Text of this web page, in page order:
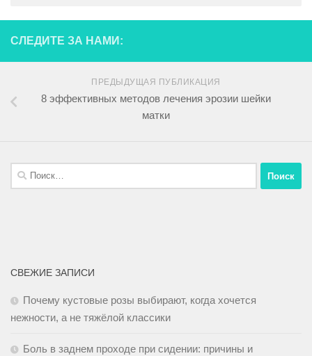
СЛЕДИТЕ ЗА НАМИ:
ПРЕДЫДУЩАЯ ПУБЛИКАЦИЯ
8 эффективных методов лечения эрозии шейки
матки
СВЕЖИЕ ЗАПИСИ
Почему кустовые розы выбирают, когда хочется
нежности, а не тяжёлой классики
Боль в заднем проходе при сидении: причины и